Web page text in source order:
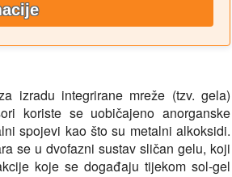
izradu integrirane mreže (tzv. gela)
koriste se uobičajeno anorganske
spojevi kao što su metalni alkoksidi.
se u dvofazni sustav sličan gelu, koji
koje se događaju tijekom sol-gel